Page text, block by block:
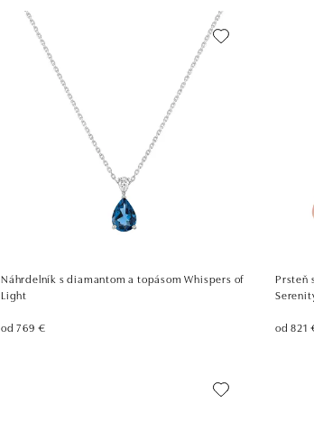
Náhrdelník s diamantom a topásom Whispers of
Light
od 769 €
Prsteň
od 821